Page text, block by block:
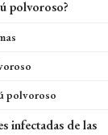
polvoroso?
polvoroso
infectadas de las